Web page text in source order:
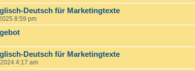
Deutsch für Marketingtexte
8:59 pm
Deutsch für Marketingtexte
4:17 am